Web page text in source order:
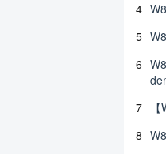
4
5
6
7
8